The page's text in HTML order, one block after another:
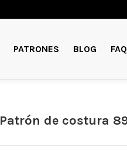
PATRONES BLOG FAQ
Patrón de costura